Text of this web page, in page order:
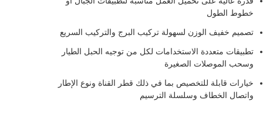
لسهولة تركيب البرج والتركيب السريع
الاستخدامات لكل من توجيه الحبل الطيار
الصغيرة
بما في ذلك قطر القناة ونوع الإطار
وسلسلة الترسيم